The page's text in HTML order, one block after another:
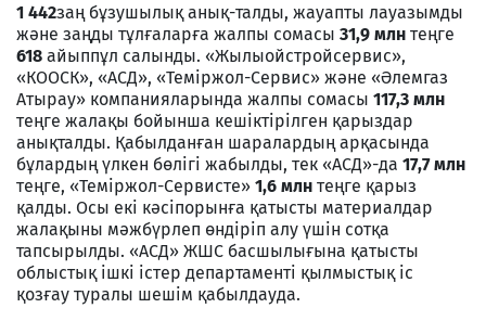
1 442заң бұзушылық анық-талды, жауапты лауазымды
және заңды тұлғаларға жалпы сомасы 31,9 млн теңге
618 айыппұл салынды. «Жылыойстройсервис»,
«КООСК», «АСД», «Теміржол-Сервис» және «Әлемгаз
Атырау» компанияларында жалпы сомасы 117,3 млн
теңге жалақы бойынша кешіктірілген қарыздар
анықталды. Қабылданған шаралардың арқасында
бұлардың үлкен бөлігі жабылды, тек «АСД»-да 17,7 млн
теңге, «Теміржол-Сервисте» 1,6 млн теңге қарыз
қалды. Осы екі кәсіпорынға қатысты материалдар
жалақыны мәжбүрлеп өндіріп алу үшін сотқа
тапсырылды. «АСД» ЖШС басшылығына қатысты
облыстық ішкі істер департаменті қылмыстық іс
қозғау туралы шешім қабылдауда.